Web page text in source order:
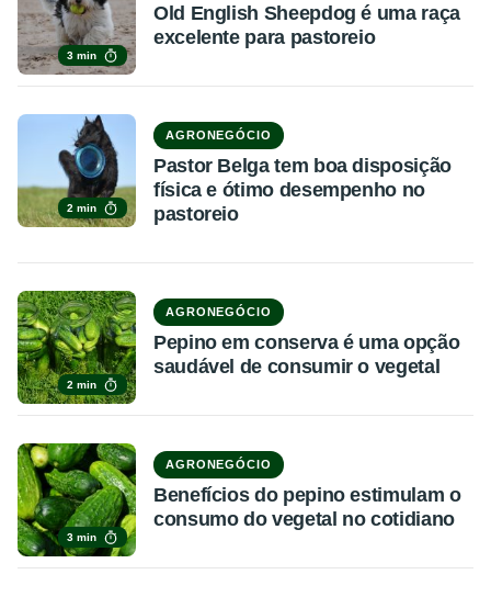
3 min
Old English Sheepdog é uma raça
excelente para pastoreio
2 min
AGRONEGÓCIO
Pastor Belga tem boa disposição
física e ótimo desempenho no
pastoreio
2 min
AGRONEGÓCIO
Pepino em conserva é uma opção
saudável de consumir o vegetal
3 min
AGRONEGÓCIO
Benefícios do pepino estimulam o
consumo do vegetal no cotidiano